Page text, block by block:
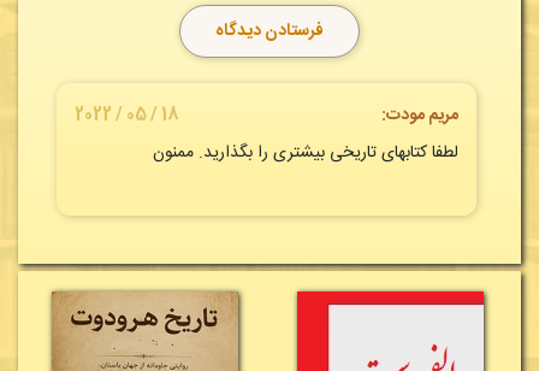
مریم مودت:
18 / 05 / 2022
لطفا کتابهای تاریخی بیشتری را بگذارید. ممنون